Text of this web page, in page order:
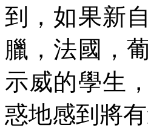
到，如果新
臘，法國，
示威的學生
惑地感到將